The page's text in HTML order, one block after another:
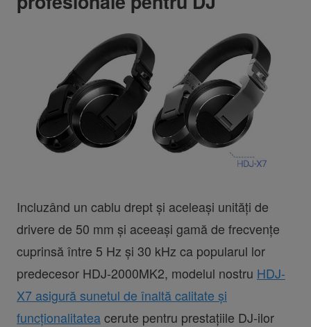
Incluzând un cablu drept și aceleași unități de
drivere de 50 mm și aceeași gamă de frecvențe
cuprinsă între 5 Hz și 30 kHz ca popularul lor
predecesor HDJ-2000MK2, modelul nostru HDJ-
X7 asigură sunetul de înaltă calitate și
funcționalitateacerute pentru prestațiile DJ-ilor